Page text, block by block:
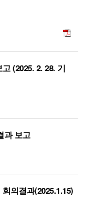
(2025. 2. 28. 기
과 보고
의결과(2025.1.15)